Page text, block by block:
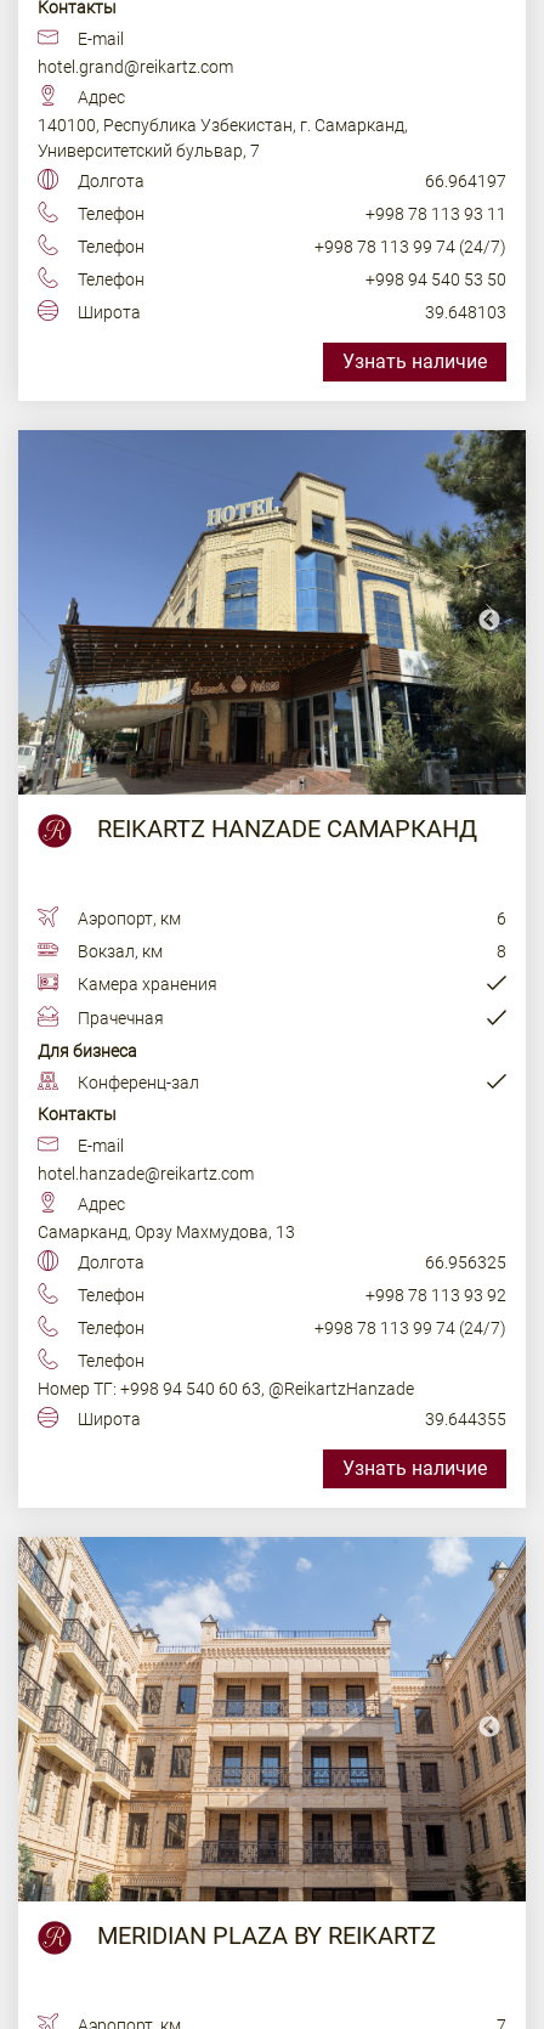
Контакты
E-mail
hotel.grand@reikartz.com
Адрес
140100, Республика Узбекистан, г. Самарканд,
Университетский бульвар, 7
Долгота
66.964197
Телефон
+998 78 113 93 11
Телефон
+998 78 113 99 74 (24/7)
Телефон
+998 94 540 53 50
Широта
39.648103
Узнать наличие
REIKARTZ HANZADE САМАРКАНД
Аэропорт, км
6
Вокзал, км
8
Камера хранения
Прачечная
Для бизнеса
Конференц-зал
Контакты
E-mail
hotel.hanzade@reikartz.com
Адрес
Самарканд, Орзу Махмудова, 13
Долгота
66.956325
Телефон
+998 78 113 93 92
Телефон
+998 78 113 99 74 (24/7)
Телефон
Номер ТГ: +998 94 540 60 63, @ReikartzHanzade
Широта
39.644355
Узнать наличие
MERIDIAN PLAZA BY REIKARTZ